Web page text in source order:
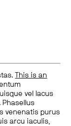
This is an
vel lacus
Phasellus
venenatis purus
arcu iaculis,